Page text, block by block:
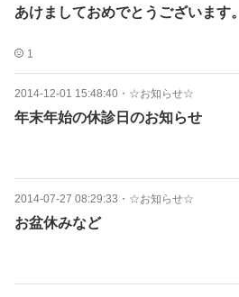
あけましておめでとうございます。
1
2014-12-01 15:48:40 ・ ☆お知らせ☆
年末年始の休診日のお知らせ
2014-07-27 08:29:33 ・ ☆お知らせ☆
お盆休みなど